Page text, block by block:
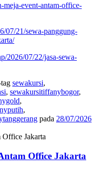
meja-event-antam-office-
07/21/sewa-panggung-
2026/07/22/jasa-sewa-
sewakursi,
, sewakursitiffanybogor,
,
,
pada 28/07/2026
Office Jakarta